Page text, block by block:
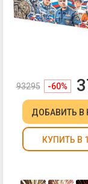
93295 -60%
ДОБАВИТЬ В
КУПИТЬ В